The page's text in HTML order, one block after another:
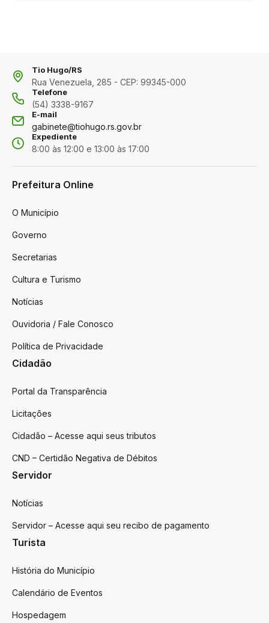
Tio Hugo/RS
Rua Venezuela, 285 - CEP: 99345-000
Telefone
(54) 3338-9167
E-mail
gabinete@tiohugo.rs.gov.br
Expediente
8:00 às 12:00 e 13:00 às 17:00
Prefeitura Online
O Município
Governo
Secretarias
Cultura e Turismo
Notícias
Ouvidoria / Fale Conosco
Política de Privacidade
Cidadão
Portal da Transparência
Licitações
Cidadão – Acesse aqui seus tributos
CND – Certidão Negativa de Débitos
Servidor
Notícias
Servidor – Acesse aqui seu recibo de pagamento
Turista
História do Município
Calendário de Eventos
Hospedagem